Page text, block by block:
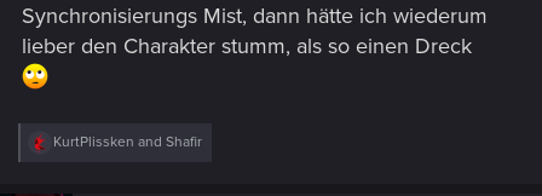
Synchronisierungs Mist, dann hätte ich wiederum
lieber den Charakter stumm, als so einen Dreck
R
KurtPlissken and Shafir